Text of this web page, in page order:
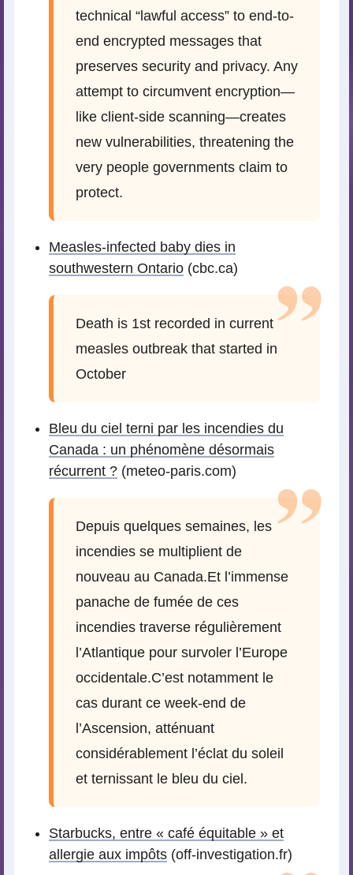
technical “lawful access” to end-to-
end encrypted messages that
preserves security and privacy. Any
attempt to circumvent encryption—
like client-side scanning—creates
new vulnerabilities, threatening the
very people governments claim to
protect.
Measles-infected baby dies in
southwestern Ontario (cbc.ca)
Death is 1st recorded in current
measles outbreak that started in
October
Bleu du ciel terni par les incendies du
Canada : un phénomène désormais
récurrent ? (meteo-paris.com)
Depuis quelques semaines, les
incendies se multiplient de
nouveau au Canada.Et l’immense
panache de fumée de ces
incendies traverse régulièrement
l’Atlantique pour survoler l’Europe
occidentale.C’est notamment le
cas durant ce week-end de
l’Ascension, atténuant
considérablement l’éclat du soleil
et ternissant le bleu du ciel.
Starbucks, entre « café équitable » et
allergie aux impôts (off-investigation.fr)